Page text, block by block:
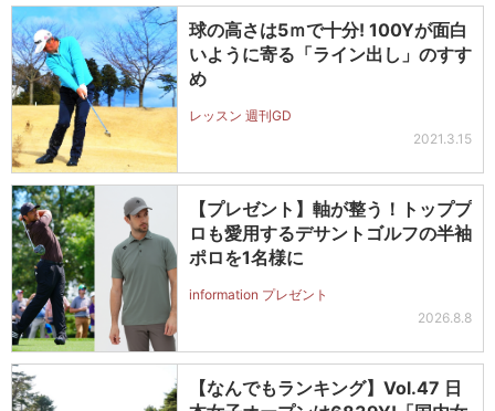
球の高さは5ｍで十分! 100Yが面白
いように寄る「ライン出し」のすす
め
レッスン 週刊GD
2021.3.15
【プレゼント】軸が整う！トッププ
ロも愛用するデサントゴルフの半袖
ポロを1名様に
information プレゼント
2026.8.8
【なんでもランキング】Vol.47 日